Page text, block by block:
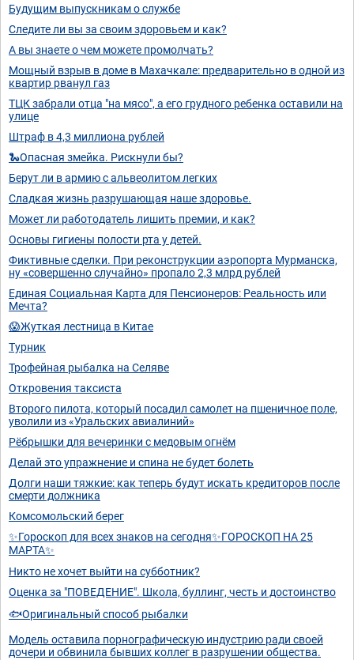
Будущим выпускникам о службе
Следите ли вы за своим здоровьем и как?
А вы знаете о чем можете промолчать?
Мощный взрыв в доме в Махачкале: предварительно в одной из
квартир рванул газ
ТЦК забрали отца "на мясо", а его грудного ребенка оставили на
улице
Штраф в 4,3 миллиона рублей
🐍Опасная змейка. Рискнули бы?
Берут ли в армию с альвеолитом легких
Сладкая жизнь разрушающая наше здоровье.
Может ли работодатель лишить премии, и как?
Основы гигиены полости рта у детей.
Фиктивные сделки. При реконструкции аэропорта Мурманска,
ну «совершенно случайно» пропало 2,3 млрд рублей
Единая Социальная Карта для Пенсионеров: Реальность или
Мечта?
😱Жуткая лестница в Китае
Турник
Трофейная рыбалка на Селяве
Откровения таксиста
Второго пилота, который посадил самолет на пшеничное поле,
уволили из «Уральских авиалиний»
Рёбрышки для вечеринки с медовым огнём
Делай это упражнение и спина не будет болеть
Долги наши тяжкие: как теперь будут искать кредиторов после
смерти должника
Комсомольский берег
✨Гороскоп для всех знаков на сегодня✨ГОРОСКОП НА 25
МАРТА✨
Никто не хочет выйти на субботник?
Оценка за "ПОВЕДЕНИЕ". Школа, буллинг, честь и достоинство
🐟Оригинальный способ рыбалки
Модель оставила порнографическую индустрию ради своей
дочери и обвинила бывших коллег в разрушении общества.